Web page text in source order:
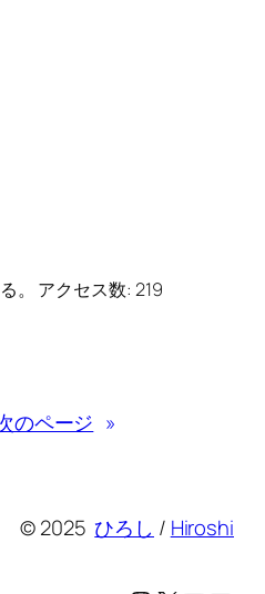
。 アクセス数: 219
のページ »
© 2025ひろし / Hiroshi